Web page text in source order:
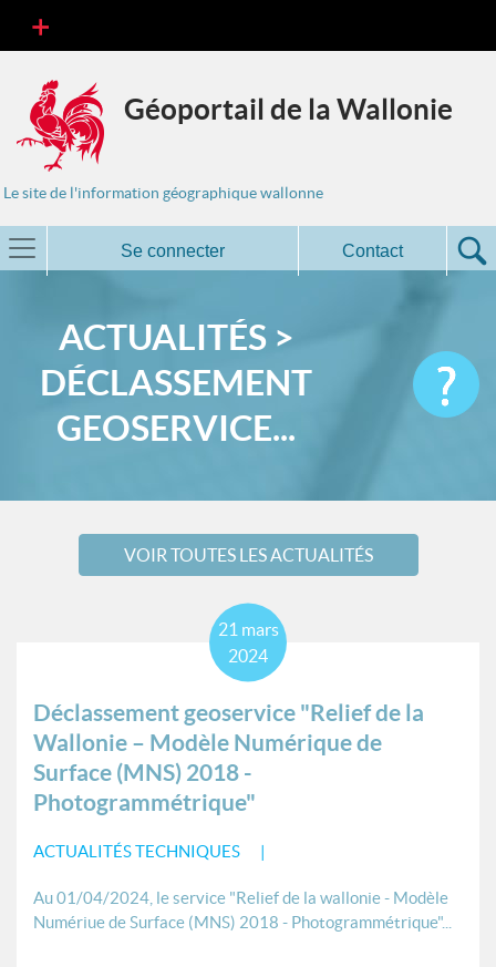
Géoportail de la Wallonie
Le site de l'information géographique wallonne
Se connecter Contact
ACTUALITÉS >
DÉCLASSEMENT
GEOSERVICE...
VOIR TOUTES LES ACTUALITÉS
Déclassement geoservice "Relief de la
Wallonie – Modèle Numérique de
Surface (MNS) 2018 -
Photogrammétrique"
ACTUALITÉS TECHNIQUES
21 mars
2024
Au 01/04/2024, le service "Relief de la wallonie - Modèle
Numériue de Surface (MNS) 2018 - Photogrammétrique"...